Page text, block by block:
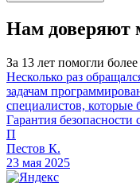
Нам доверяют
За 13 лет помогли
Несколько раз
задачам
специалистов, которые
Гарантия
П
Пестов К.
23 мая 2025